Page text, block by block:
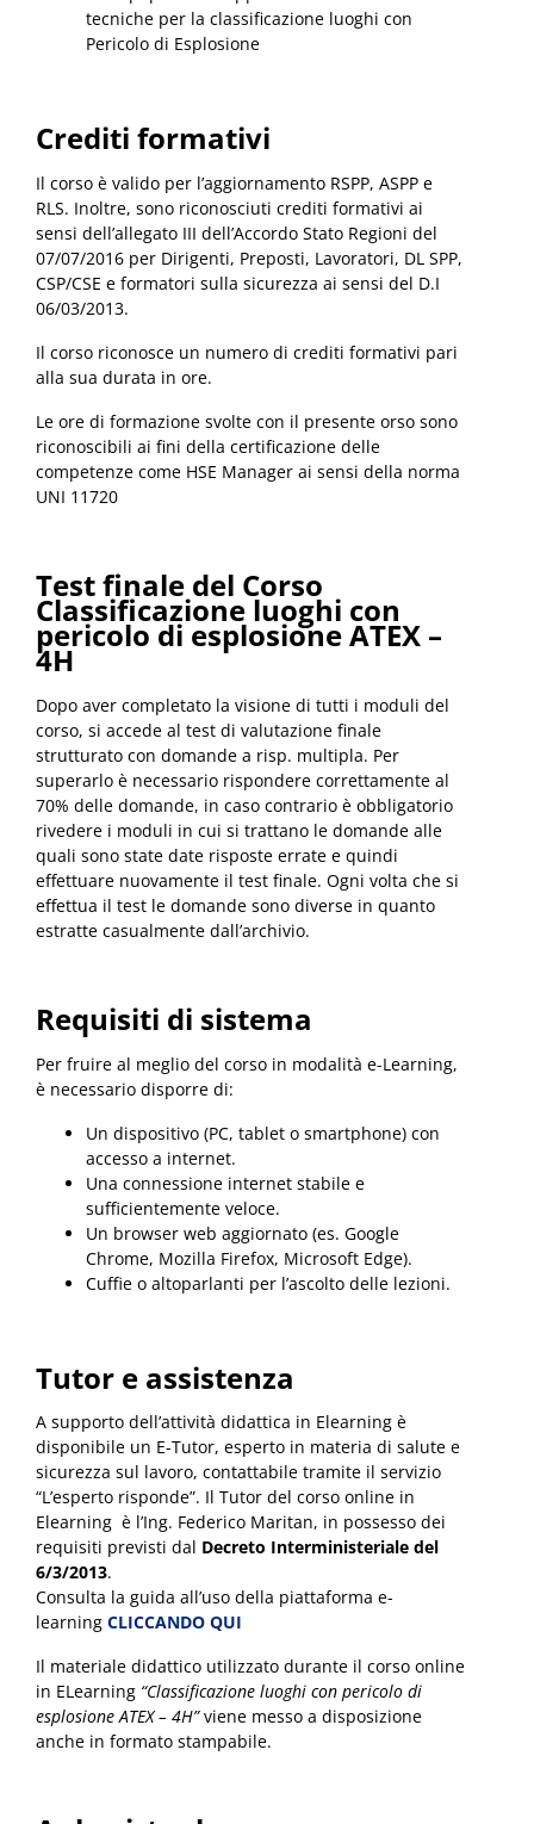
tecniche per la classificazione luoghi con
Pericolo di Esplosione
Crediti formativi
Il corso è valido per l’aggiornamento RSPP, ASPP e
RLS. Inoltre, sono riconosciuti crediti formativi ai
sensi dell’allegato III dell’Accordo Stato Regioni del
07/07/2016 per Dirigenti, Preposti, Lavoratori, DL SPP,
CSP/CSE e formatori sulla sicurezza ai sensi del D.I
06/03/2013.
Il corso riconosce un numero di crediti formativi pari
alla sua durata in ore.
Le ore di formazione svolte con il presente orso sono
riconoscibili ai fini della certificazione delle
competenze come HSE Manager ai sensi della norma
UNI 11720
Test finale del Corso
Classificazione luoghi con
pericolo di esplosione ATEX –
4H
Dopo aver completato la visione di tutti i moduli del
corso, si accede al test di valutazione finale
strutturato con domande a risp. multipla. Per
superarlo è necessario rispondere correttamente al
70% delle domande, in caso contrario è obbligatorio
rivedere i moduli in cui si trattano le domande alle
quali sono state date risposte errate e quindi
effettuare nuovamente il test finale. Ogni volta che si
effettua il test le domande sono diverse in quanto
estratte casualmente dall’archivio.
Requisiti di sistema
Per fruire al meglio del corso in modalità e-Learning,
è necessario disporre di:
Un dispositivo (PC, tablet o smartphone) con
accesso a internet.
Una connessione internet stabile e
sufficientemente veloce.
Un browser web aggiornato (es. Google
Chrome, Mozilla Firefox, Microsoft Edge).
Cuffie o altoparlanti per l’ascolto delle lezioni.
Tutor e assistenza
A supporto dell’attività didattica in Elearning è
disponibile un E-Tutor, esperto in materia di salute e
sicurezza sul lavoro, contattabile tramite il servizio
“L’esperto risponde”. Il Tutor del corso online in
Elearning è l’Ing. Federico Maritan, in possesso dei
requisiti previsti dal Decreto Interministeriale del
6/3/2013.
Consulta la guida all’uso della piattaforma e-
learning CLICCANDO QUI
Il materiale didattico utilizzato durante il corso online
in ELearning “Classificazione luoghi con pericolo di
esplosione ATEX – 4H”viene messo a disposizione
anche in formato stampabile.